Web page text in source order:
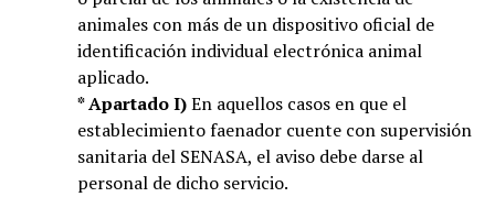
animales con más de un dispositivo oficial de
identificación individual electrónica animal
aplicado.
* Apartado I)En aquellos casos en que el
establecimiento faenador cuente con supervisión
sanitaria del SENASA, el aviso debe darse al
personal de dicho servicio.